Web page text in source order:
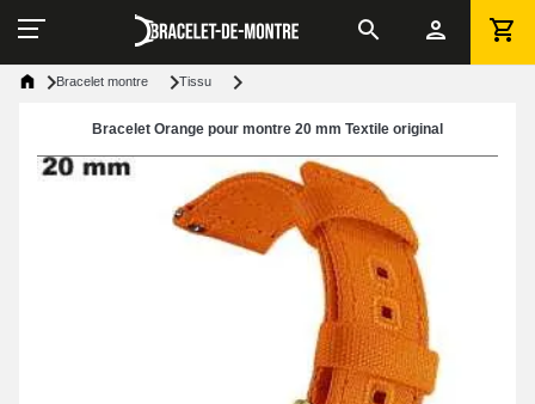
Bracelet montre Tissu
Bracelet Orange pour montre 20 mm Textile original